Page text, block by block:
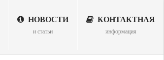
НОВОСТИ
и статьи
КОНТАКТНАЯ
информация